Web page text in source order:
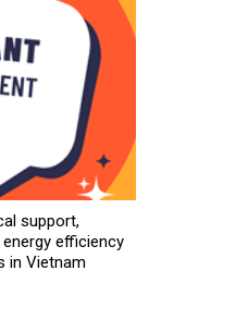
support,
efficiency
in Vietnam